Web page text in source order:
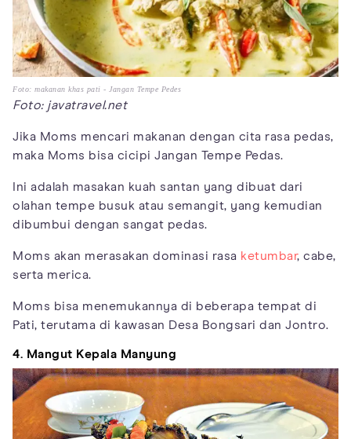
Foto: makanan khas pati - Jangan Tempe Pedes
Foto: javatravel.net
Jika Moms mencari makanan dengan cita rasa pedas,
maka Moms bisa cicipi Jangan Tempe Pedas.
Ini adalah masakan kuah santan yang dibuat dari
olahan tempe busuk atau semangit, yang kemudian
dibumbui dengan sangat pedas.
Moms akan merasakan dominasi rasa ketumbar, cabe,
serta merica.
Moms bisa menemukannya di beberapa tempat di
Pati, terutama di kawasan Desa Bongsari dan Jontro.
4. Mangut Kepala Manyung